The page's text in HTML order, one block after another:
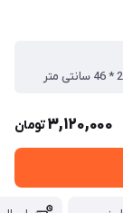
3,120,000تومان